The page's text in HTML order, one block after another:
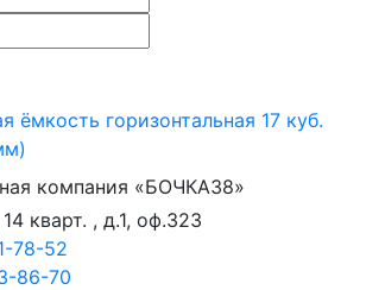
компания «БОЧКА38»
кварт. , д.1, оф.323
78-52
86-70